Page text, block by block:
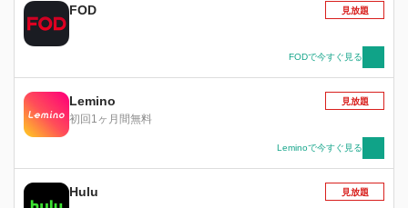
FOD 見放題
FODで今すぐ見る
Lemino
初回1ヶ月間無料
見放題
Leminoで今すぐ見る
Hulu 見放題